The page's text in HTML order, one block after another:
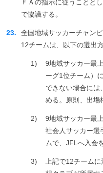
ＦＡの指示に従うことと
で協議する。
23.
全国地域サッカーチャン
12チームは、以下の選出
1)
9地域サッカー最
ーグ1位チーム）
できない場合には
める。原則、出場
2)
9地域サッカー最
社会人サッカー選
ムで、JFLへ入会
3)
上記で12チーム